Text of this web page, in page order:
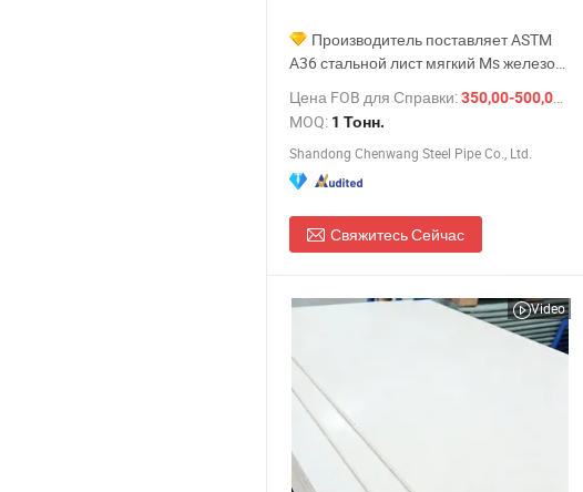
Производитель поставляет ASTM
A36 стальной лист мягкий Ms железо
низкоуглеродистая стальная листовая
катушка цена для строительных
материалов
Цена FOB для Справки:350,00-500,00 $
MOQ: 1 Тонн.
Shandong Chenwang Steel Pipe Co., Ltd.
Свяжитесь Сейчас
Video